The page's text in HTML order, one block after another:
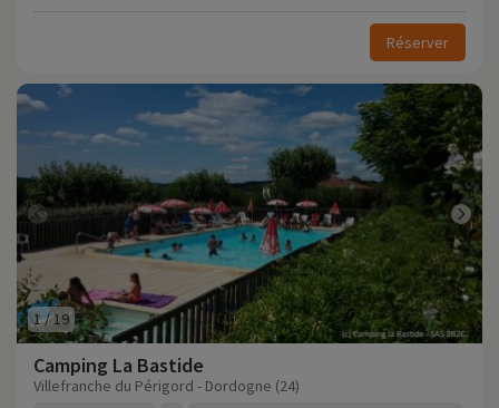
Réserver
1/19
Camping La Bastide
Villefranche du Périgord - Dordogne (24)